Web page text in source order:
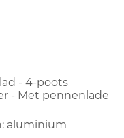
- 4-poots
- Met pennenlade
aluminium